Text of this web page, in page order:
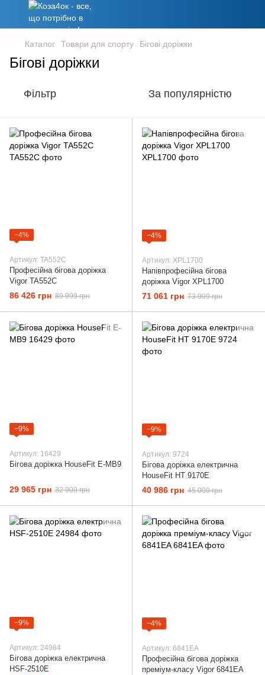
Каталог Товари для спорту Бігові доріжки
Бігові доріжки
Фільтр За популярністю
−4%
Артикул: TA552C
Професійна бігова доріжка
Vigor TA552C
86 426 грн 89 999 грн
−4%
Артикул: XPL1700
Напівпрофесійна бігова
доріжка Vigor XPL1700
71 061 грн 73 999 грн
−9%
Артикул: 16429
Бігова доріжка HouseFit E-MB9
29 965 грн 32 900 грн
−9%
Артикул: 9724
Бігова доріжка електрична
HouseFit HT 9170E
40 986 грн 45 000 грн
−9%
Артикул: 24984
Бігова доріжка електрична
HSF-2510E
−4%
Артикул: 6841EA
Професійна бігова доріжка
преміум-класу Vigor 6841EA